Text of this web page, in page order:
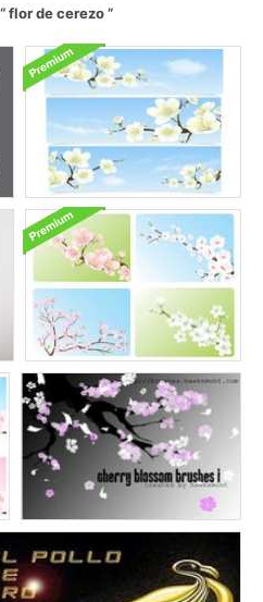
flor de cerezo